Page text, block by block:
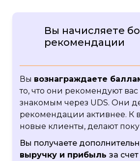
Вы начисляете
рекомендации
Вы вознаграждаете
то, что они рекомендуют
знакомым через UDS. Они
рекомендации активнее. К
новые клиенты, делают
Вы получаете
выручку и прибыль за счет